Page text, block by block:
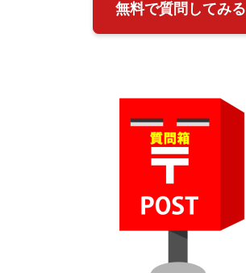
無料で質問してみる